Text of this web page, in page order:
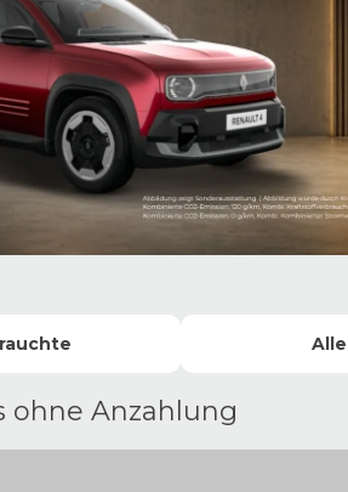
Alle
ohne Anzahlung